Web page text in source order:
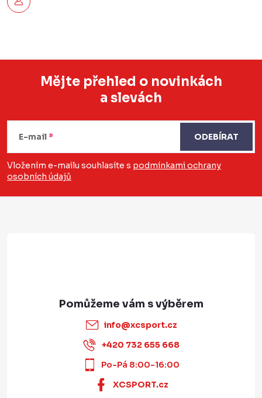
á
a
Mějte přehled o novinkách
a slevách
E-mail
Vložením e-mailu souhlasíte s podmínkami ochrany
osobních údajů
ODEBÍRAT
info@xcsport.cz
+420 732 655 668
Po-Pá 8:00-16:00
XCSPORT.cz